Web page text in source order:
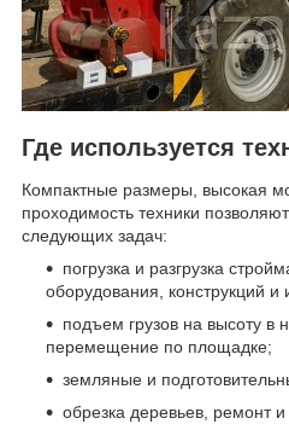
Где используется
Компактные размеры, высокая
проходимость техники
следующих задач:
погрузка и разгрузка
оборудования, конструкций и
подъем грузов на высоту в
перемещение по площадке;
земляные и
обрезка деревьев, ремонт